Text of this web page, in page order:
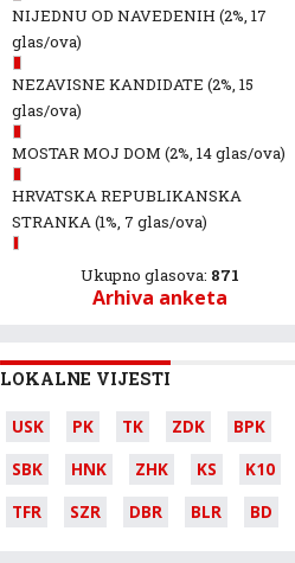
NIJEDNU OD NAVEDENIH (2%, 17
glas/ova)
NEZAVISNE KANDIDATE (2%, 15
glas/ova)
MOSTAR MOJ DOM (2%, 14 glas/ova)
HRVATSKA REPUBLIKANSKA
STRANKA(1%, 7 glas/ova)
Ukupno glasova: 871
Arhiva anketa
LOKALNE VIJESTI
USK PK TK ZDK
BPK
SBK
HNK ZHK KS
K10
TFR
SZR DBR BLR BD